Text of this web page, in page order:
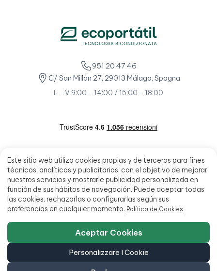
Este sitio web utiliza cookies propias y de terceros para fines
técnicos, analíticos y publicitarios, con el objetivo de mejorar
nuestros servicios y mostrarle publicidad personalizada en
función de sus hábitos de navegación. Puede aceptar todas
las cookies, rechazarlas o configurarlas según sus
preferencias en cualquier momento. Política de Cookies
Personalizzare I Cookie
Aceptar Cookies
951 20 47 46
C/ San Millán 27, 29013 Málaga, Spagna
L - V 9:00 - 14:00 / 15:00 - 18:00